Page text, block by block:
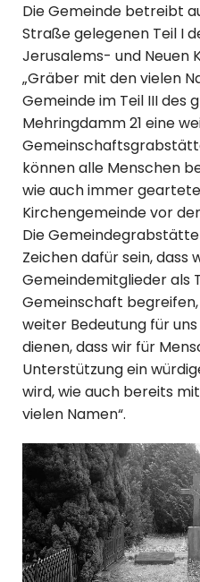
Die Gemeinde betreibt
Straße gelegenen Teil I
Jerusalems- und Neuen
„Gräber mit den vielen
Gemeinde im Teil III des
Mehringdamm 21 eine
können alle Menschen
wie auch immer
Kirchengemeinde vor
Die
Zeichen dafür sein,
Gemeindemitglieder als
Gemeinschaft
weiter Bedeutung für
dienen, dass wir für
Unterstützung ein
wird, wie auch bereits
vielen Namen“.